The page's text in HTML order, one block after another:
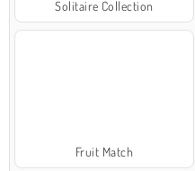
Solitaire Collection
Fruit Match